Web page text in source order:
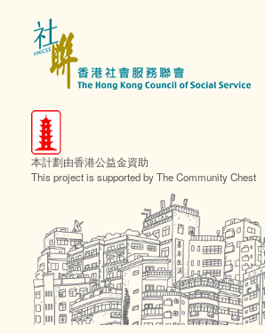
本計劃由香港公益金資助
This project is supported by The Community Chest